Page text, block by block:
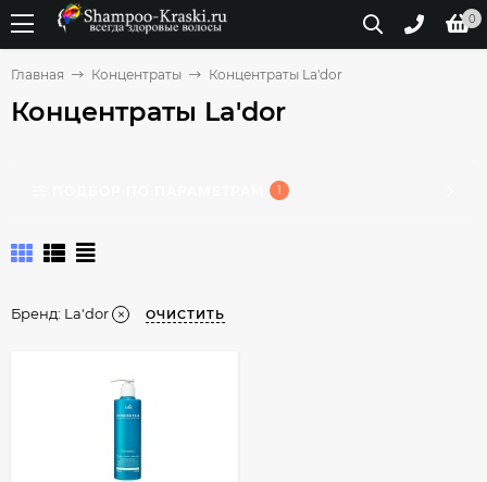
0
Главная Концентраты Концентраты La'dor
Концентраты La'dor
1
Бренд: La'dor ОЧИСТИТЬ